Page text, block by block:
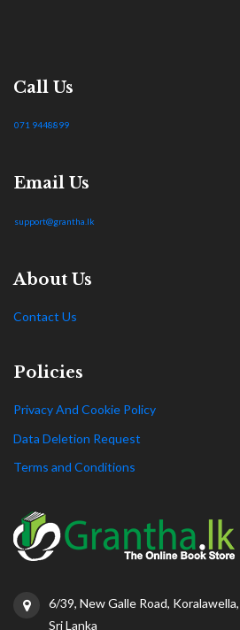
Call Us
071 9448899
Email Us
support@grantha.lk
About Us
Contact Us
Policies
Privacy And Cookie Policy
Data Deletion Request
Terms and Conditions
6/39, New Galle Road,
Sri Lanka